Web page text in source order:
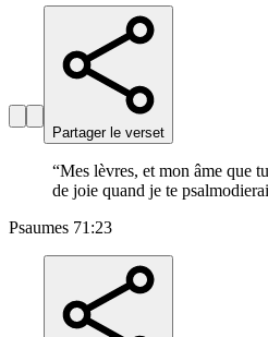
Partager le verset
“Mes lèvres, et mon âme que
de joie quand je te
Psaumes 71:23